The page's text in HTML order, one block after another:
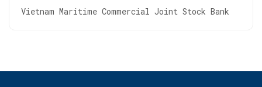
Vietnam Maritime Commercial Joint Stock Bank